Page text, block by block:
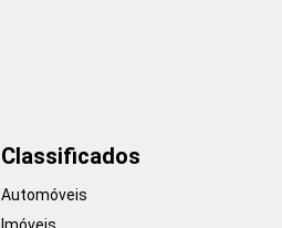
Classificados
Automóveis